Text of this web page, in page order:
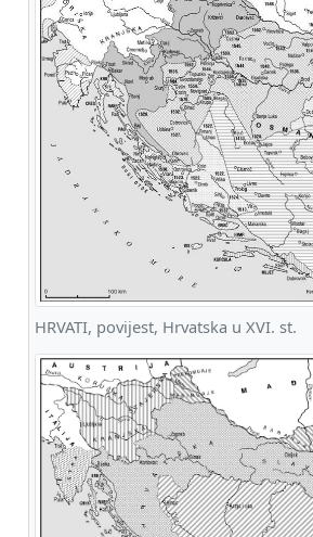
HRVATI, povijest, Hrvatska u XVI. st.